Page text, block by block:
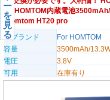
ー
を
見
る
ー,HOMTOM内蔵電池
Homtom HT20 pro
のブランド
For HOMTOM
容量
3500mAh/
電圧
3.8V
可用
在庫有り